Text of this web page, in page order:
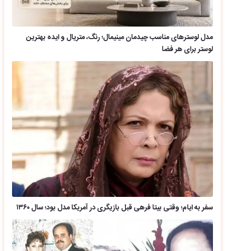
مدل لوسترهای مناسب چیدمان مینیمال؛ رنگ، متریال و ایده بهترین
لوستر برای هر فضا
سفر به ایام؛ وقتی بیتا فرهی قبل بازیگری در آمریکا مدل بود؛ سال ۱۳۶۰